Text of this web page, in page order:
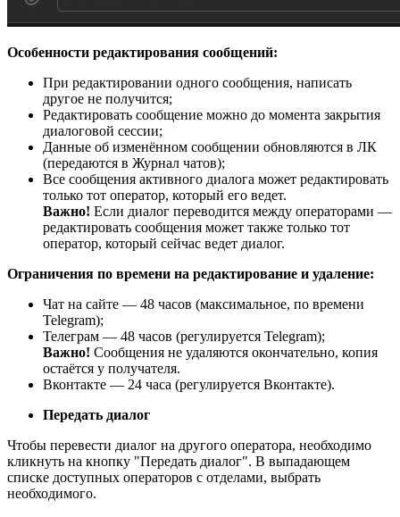
Особенности редактирования сообщений:
При редактировании одного сообщения, написать
другое не получится;
Редактировать сообщение можно до момента закрытия
диалоговой сессии;
Данные об изменённом сообщении обновляются в ЛК
(передаются в Журнал чатов);
Все сообщения активного диалога может редактировать
только тот оператор, который его ведет.
Важно! Если диалог переводится между операторами —
редактировать сообщения может также только тот
оператор, который сейчас ведет диалог.
Ограничения по времени на редактирование и удаление:
Чат на сайте — 48 часов (максимальное, по времени
Telegram);
Телеграм — 48 часов (регулируется Telegram);
Важно! Сообщения не удаляются окончательно, копия
остаётся у получателя.
Вконтакте — 24 часа (регулируется Вконтакте).
Передать диалог
Чтобы перевести диалог на другого оператора, необходимо
кликнуть на кнопку "Передать диалог". В выпадающем
списке доступных операторов с отделами, выбрать
необходимого.